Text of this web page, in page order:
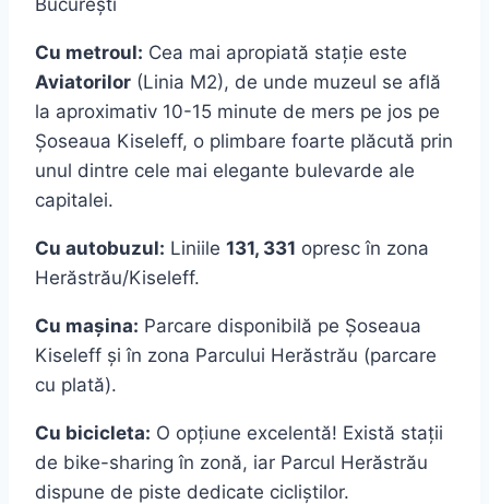
Cu metroul: Cea mai apropiată stație este
Aviatorilor (Linia M2), de unde muzeul se află
la aproximativ 10-15 minute de mers pe jos pe
Șoseaua Kiseleff, o plimbare foarte plăcută prin
unul dintre cele mai elegante bulevarde ale
capitalei.
Cu autobuzul: Liniile 131, 331 opresc în zona
Herăstrău/Kiseleff.
Cu mașina: Parcare disponibilă pe Șoseaua
Kiseleff și în zona Parcului Herăstrău (parcare
cu plată).
Cu bicicleta: O opțiune excelentă! Există stații
de bike-sharing în zonă, iar Parcul Herăstrău
dispune de piste dedicate cicliștilor.